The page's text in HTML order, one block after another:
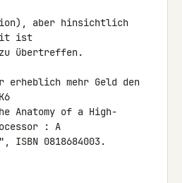
aber hinsichtlich
ist
übertreffen.
mehr Geld den
Anatomy of a High-
: A
ISBN 0818684003.